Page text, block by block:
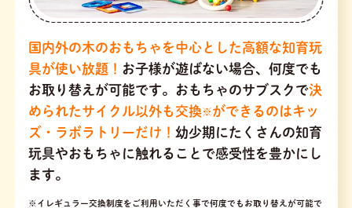
国内外の木のおもちゃを中心とした高額な知育玩
具が使い放題！ お子様が遊ばない場合、何度でも
お取り替えが可能です。おもちゃのサブスクで決
められたサイクル以外も交換※ ができるのはキッ
ズ・ラボラトリーだけ！ 幼少期にたくさんの知育
玩具やおもちゃに触れることで感受性を豊かにし
ます。
※イレギュラー交換制度をご利用いただく事で何度でもお取り替えが可能で